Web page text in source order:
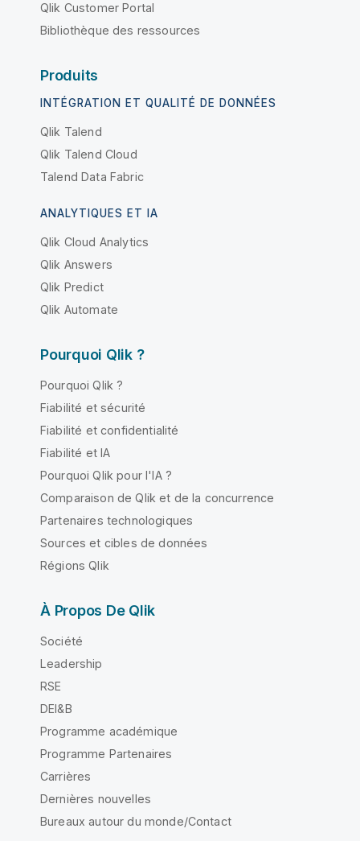
Qlik Customer Portal
Bibliothèque des ressources
Produits
INTÉGRATION ET QUALITÉ DE DONNÉES
Qlik Talend
Qlik Talend Cloud
Talend Data Fabric
ANALYTIQUES ET IA
Qlik Cloud Analytics
Qlik Answers
Qlik Predict
Qlik Automate
Pourquoi Qlik ?
Pourquoi Qlik ?
Fiabilité et sécurité
Fiabilité et confidentialité
Fiabilité et IA
Pourquoi Qlik pour l'IA ?
Comparaison de Qlik et de la concurrence
Partenaires technologiques
Sources et cibles de données
Régions Qlik
À Propos De Qlik
Société
Leadership
RSE
DEI&B
Programme académique
Programme Partenaires
Carrières
Dernières nouvelles
Bureaux autour du monde/Contact